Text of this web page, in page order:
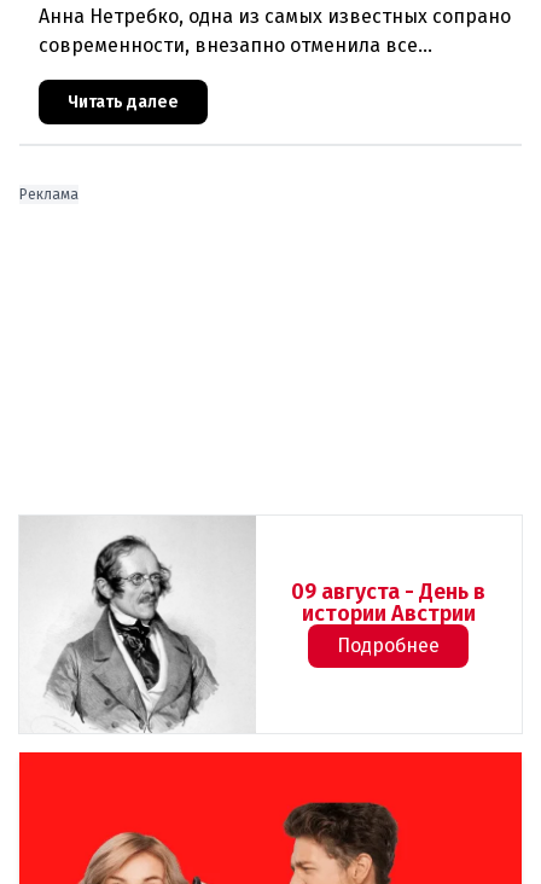
Анна Нетребко, одна из самых известных сопрано
современности, внезапно отменила все
запланированные выступления. Причиной стала
физическая и вокальная истощ
Читать далее
Реклама
09 августа - День в
истории Австрии
Подробнее